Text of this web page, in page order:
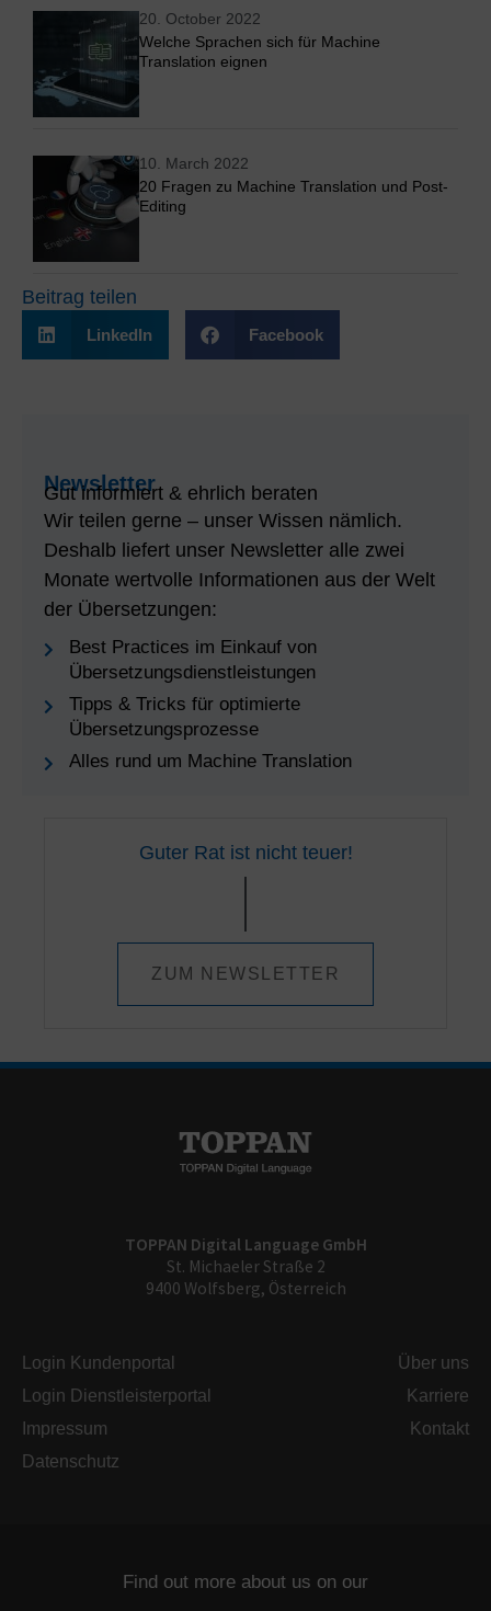
20. October 2022
Welche Sprachen sich für Machine
Translation eignen
10. March 2022
20 Fragen zu Machine Translation und Post-
Editing
Beitrag teilen
LinkedIn Facebook
Newsletter
Gut informiert & ehrlich beraten
Wir teilen gerne – unser Wissen nämlich.
Deshalb liefert unser Newsletter alle zwei
Monate wertvolle Informationen aus der Welt
der Übersetzungen:
Best Practices im Einkauf von
Übersetzungsdienstleistungen
Tipps & Tricks für optimierte
Übersetzungsprozesse
Alles rund um Machine Translation
Guter Rat ist nicht teuer!
ZUM NEWSLETTER
TOPPAN Digital Language GmbH
St. Michaeler Straße 2
9400 Wolfsberg, Österreich
Login Kundenportal
Login Dienstleisterportal
Impressum
Datenschutz
Über uns
Karriere
Kontakt
Find out more about us on our